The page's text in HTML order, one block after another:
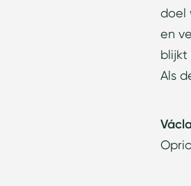
doel
en
blijkt
Als